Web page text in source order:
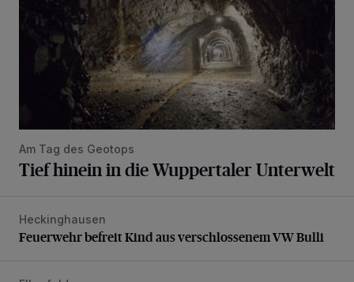
Am Tag des Geotops
Tief hinein in die Wuppertaler Unterwelt
Feuerwehr befreit Kind aus verschlossenem VW Bulli
Heckinghausen
Feuerwehr befreit Kind aus verschlossenem VW Bulli